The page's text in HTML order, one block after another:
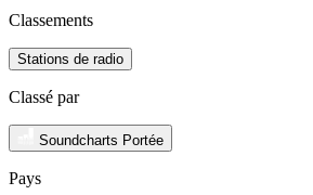
Classements
Stations de radio
Classé par
Soundcharts Portée
Pays